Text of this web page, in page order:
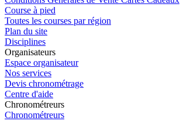
Course à pied
Toutes les courses par région
Plan du site
Disciplines
Organisateurs
Espace organisateur
Nos services
Devis chronométrage
Centre d'aide
Chronométreurs
Chronométreurs